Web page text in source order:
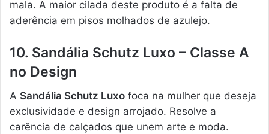
mala. A maior cilada deste produto é a falta de
aderência em pisos molhados de azulejo.
10. Sandália Schutz Luxo – Classe A
no Design
A Sandália Schutz Luxo foca na mulher que deseja
exclusividade e design arrojado. Resolve a
carência de calçados que unem arte e moda.